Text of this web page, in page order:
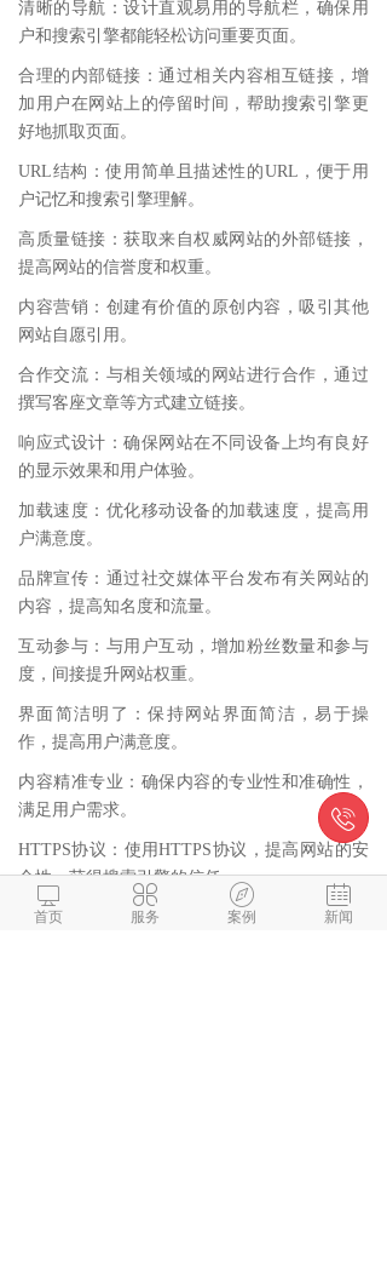
清晰的导航：设计直观易用的导航栏，确保用
户和搜索引擎都能轻松访问重要页面。
合理的内部链接：通过相关内容相互链接，增
加用户在网站上的停留时间，帮助搜索引擎更
好地抓取页面。
URL结构：使用简单且描述性的URL，便于用
户记忆和搜索引擎理解。
高质量链接：获取来自权威网站的外部链接，
提高网站的信誉度和权重。
内容营销：创建有价值的原创内容，吸引其他
网站自愿引用。
合作交流：与相关领域的网站进行合作，通过
撰写客座文章等方式建立链接。
响应式设计：确保网站在不同设备上均有良好
的显示效果和用户体验。
加载速度：优化移动设备的加载速度，提高用
户满意度。
品牌宣传：通过社交媒体平台发布有关网站的
内容，提高知名度和流量。
互动参与：与用户互动，增加粉丝数量和参与
度，间接提升网站权重。
界面简洁明了：保持网站界面简洁，易于操
作，提高用户满意度。
内容精准专业：确保内容的专业性和准确性，
满足用户需求。
HTTPS协议：使用HTTPS协议，提高网站的安
全性，获得搜索引擎的信任。
防火墙安装：安装防火墙等安全措施，保护网

首页

服务

案例

新闻
